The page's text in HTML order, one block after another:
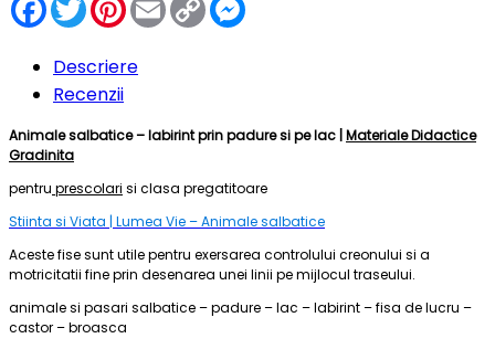
Link
Descriere
Recenzii
Animale salbatice – labirint prin padure si pe lac | Materiale Didactice
Gradinita
pentru prescolari si clasa pregatitoare
Stiinta si Viata | Lumea Vie – Animale salbatice
Aceste fise sunt utile pentru exersarea controlului creonului si a
motricitatii fine prin desenarea unei linii pe mijlocul traseului.
animale si pasari salbatice – padure – lac – labirint – fisa de lucru –
castor – broasca